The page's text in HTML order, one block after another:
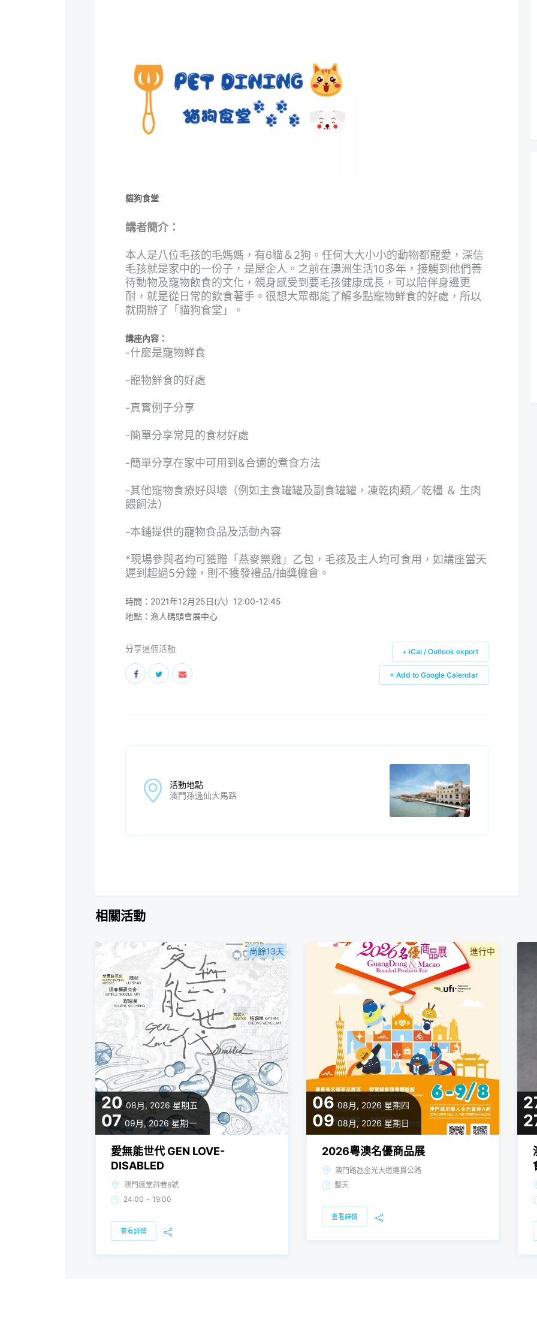
貓狗食堂
講者簡介：
本人是八位毛孩的毛媽媽，有6貓＆2狗。任何大大小小的動物都寵愛，深信
毛孩就是家中的一份子，是屋企人。之前在澳洲生活10多年，接觸到他們善
待動物及寵物飲食的文化，親身感受到要毛孩健康成長，可以陪伴身邊更
耐，就是從日常的飲食著手。很想大眾都能了解多點寵物鮮食的好處，所以
就開辦了「貓狗食堂」。
講座內容：
-什麼是寵物鮮食
-寵物鮮食的好處
-真實例子分享
-簡單分享常見的食材好處
-簡單分享在家中可用到&合適的煮食方法
-其他寵物食療好與壞（例如主食罐罐及副食罐罐，凍乾肉類／乾糧 ＆ 生肉
餵飼法）
-本鋪提供的寵物食品及活動內容
*現場參與者均可獲贈「燕麥樂雞」乙包，毛孩及主人均可食用，如講座當天
遲到超過5分鐘，則不獲發禮品/抽獎機會。
時間：2021年12月25日(六) 12:00-12:45
地點：漁人碼頭會展中心
分享這個活動
+ Add to Google Calendar
+ iCal / Outlook export
活動地點
澳門孫逸仙大馬路
相關活動
20 08月, 2026 星期五
07 09月, 2026 星期一
尚餘13天
愛無能世代 GEN LOVE-
DISABLED
澳門瘋堂斜巷8號
24:00 - 19:00
查看詳情
06 08月, 2026 星期四
09 08月, 2026 星期日
進行中
2026粵澳名優商品展
澳門路氹金光大道連貫公路
整天
查看詳情